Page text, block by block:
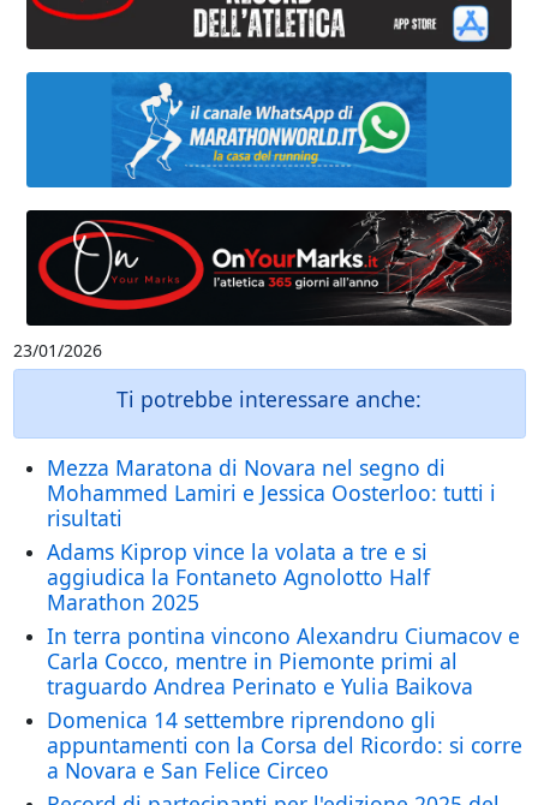
23/01/2026
Ti potrebbe interessare anche:
Mezza Maratona di Novara nel segno di
Mohammed Lamiri e Jessica Oosterloo: tutti i
risultati
Adams Kiprop vince la volata a tre e si
aggiudica la Fontaneto Agnolotto Half
Marathon 2025
In terra pontina vincono Alexandru Ciumacov e
Carla Cocco, mentre in Piemonte primi al
traguardo Andrea Perinato e Yulia Baikova
Domenica 14 settembre riprendono gli
appuntamenti con la Corsa del Ricordo: si corre
a Novara e San Felice Circeo